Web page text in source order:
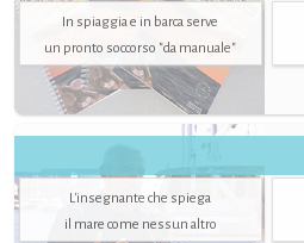
In spiaggia e in barca serve
un pronto soccorso "da manuale"
L'insegnante che spiega
il mare come nessun altro